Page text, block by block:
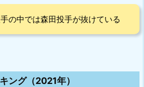
の中では森田投手が抜けている
ング（2021年）